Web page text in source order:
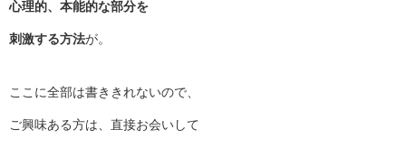
心理的、本能的な部分を
刺激する方法が。
ここに全部は書ききれないので、
ご興味ある方は、直接お会いして